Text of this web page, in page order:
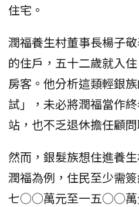
住宅。
潤福養生村董事長楊子
的住戶，五十二歲就入
房客。他分析這類輕銀
試」，未必將潤福當作
站，也不乏退休擔任顧
然而，銀髮族想住進養
潤福為例，住民至少需
七○○萬元至一五○○萬